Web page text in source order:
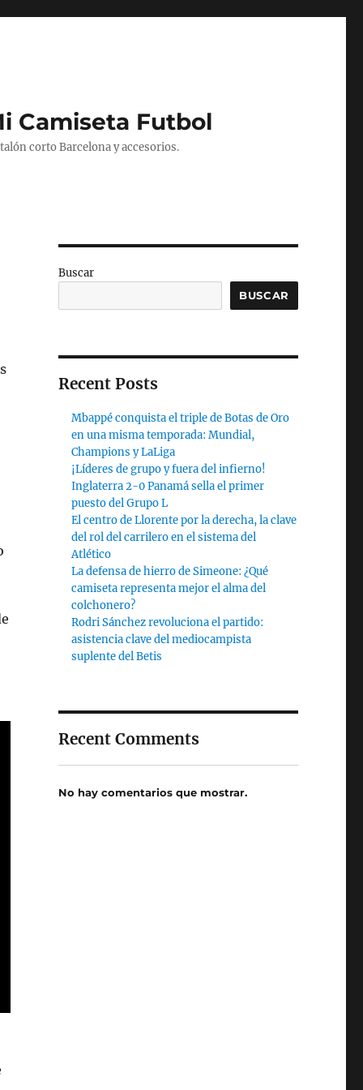
Camiseta Futbol
corto Barcelona y accesorios.
Buscar
BUSCAR
Recent Posts
Mbappé conquista el triple de Botas de Oro
en una misma temporada: Mundial,
Champions y LaLiga
¡Líderes de grupo y fuera del infierno!
Inglaterra 2-0 Panamá sella el primer
puesto del Grupo L
El centro de Llorente por la derecha, la clave
del rol del carrilero en el sistema del
Atlético
La defensa de hierro de Simeone: ¿Qué
camiseta representa mejor el alma del
colchonero?
Rodri Sánchez revoluciona el partido:
asistencia clave del mediocampista
suplente del Betis
Recent Comments
No hay comentarios que mostrar.